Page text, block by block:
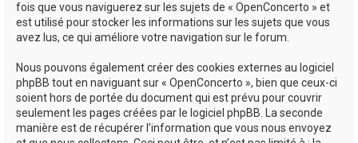
fois que vous naviguerez sur les sujets de « OpenConcerto » et
est utilisé pour stocker les informations sur les sujets que vous
avez lus, ce qui améliore votre navigation sur le forum.
Nous pouvons également créer des cookies externes au logiciel
phpBB tout en naviguant sur « OpenConcerto », bien que ceux-ci
soient hors de portée du document qui est prévu pour couvrir
seulement les pages créées par le logiciel phpBB. La seconde
manière est de récupérer l’information que vous nous envoyez